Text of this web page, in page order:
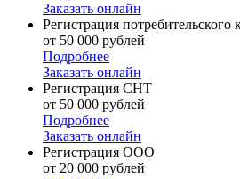
Заказать онлайн
Регистрация потребительского
от 50 000 рублей
Подробнее
Заказать онлайн
Регистрация СНТ
от 50 000 рублей
Подробнее
Заказать онлайн
Регистрация ООО
от 20 000 рублей